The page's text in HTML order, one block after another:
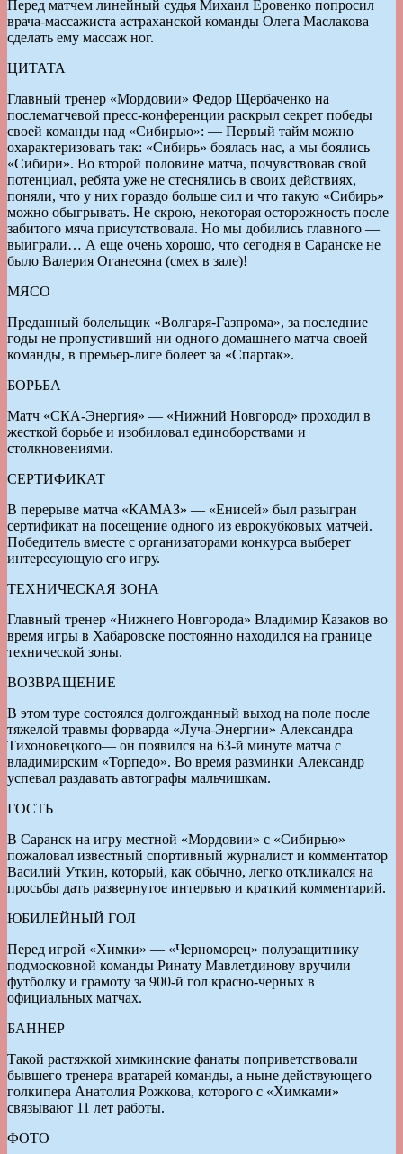
Перед матчем линейный судья Михаил Еровенко попросил
врача-массажиста астраханской команды Олега Маслакова
сделать ему массаж ног.
ЦИТАТА
Главный тренер «Мордовии» Федор Щербаченко на
послематчевой пресс-конференции раскрыл секрет победы
своей команды над «Сибирью»: — Первый тайм можно
охарактеризовать так: «Сибирь» боялась нас, а мы боялись
«Сибири». Во второй половине матча, почувствовав свой
потенциал, ребята уже не стеснялись в своих действиях,
поняли, что у них гораздо больше сил и что такую «Сибирь»
можно обыгрывать. Не скрою, некоторая осторожность после
забитого мяча присутствовала. Но мы добились главного —
выиграли… А еще очень хорошо, что сегодня в Саранске не
было Валерия Оганесяна (смех в зале)!
МЯСО
Преданный болельщик «Волгаря-Газпрома», за последние
годы не пропустивший ни одного домашнего матча своей
команды, в премьер-лиге болеет за «Спартак».
БОРЬБА
Матч «СКА-Энергия» — «Нижний Новгород» проходил в
жесткой борьбе и изобиловал единоборствами и
столкновениями.
СЕРТИФИКАТ
В перерыве матча «КАМАЗ» — «Енисей» был разыгран
сертификат на посещение одного из еврокубковых матчей.
Победитель вместе с организаторами конкурса выберет
интересующую его игру.
ТЕХНИЧЕСКАЯ ЗОНА
Главный тренер «Нижнего Новгорода» Владимир Казаков во
время игры в Хабаровске постоянно находился на границе
технической зоны.
ВОЗВРАЩЕНИЕ
В этом туре состоялся долгожданный выход на поле после
тяжелой травмы форварда «Луча-Энергии» Александра
Тихоновецкого— он появился на 63-й минуте матча с
владимирским «Торпедо». Во время разминки Александр
успевал раздавать автографы мальчишкам.
ГОСТЬ
В Саранск на игру местной «Мордовии» с «Сибирью»
пожаловал известный спортивный журналист и комментатор
Василий Уткин, который, как обычно, легко откликался на
просьбы дать развернутое интервью и краткий комментарий.
ЮБИЛЕЙНЫЙ ГОЛ
Перед игрой «Химки» — «Черноморец» полузащитнику
подмосковной команды Ринату Мавлетдинову вручили
футболку и грамоту за 900-й гол красно-черных в
официальных матчах.
БАННЕР
Такой растяжкой химкинские фанаты поприветствовали
бывшего тренера вратарей команды, а ныне действующего
голкипера Анатолия Рожкова, которого с «Химками»
связывают 11 лет работы.
ФОТО